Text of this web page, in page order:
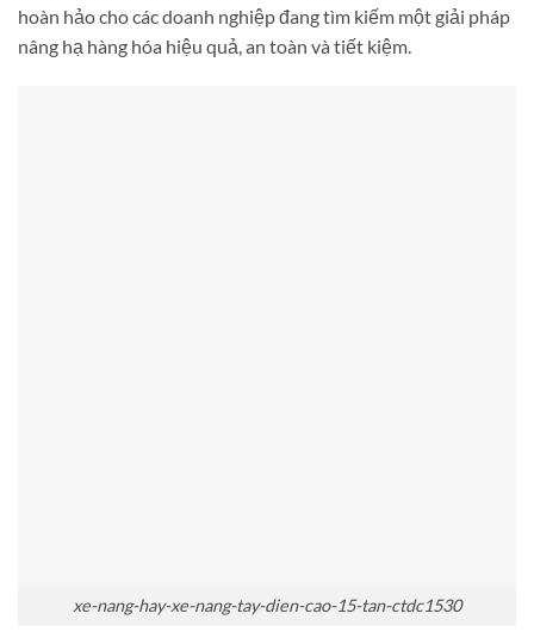
hoàn hảo cho các doanh nghiệp đang tìm kiếm một giải pháp
nâng hạ hàng hóa hiệu quả, an toàn và tiết kiệm.
xe-nang-hay-xe-nang-tay-dien-cao-15-tan-ctdc1530